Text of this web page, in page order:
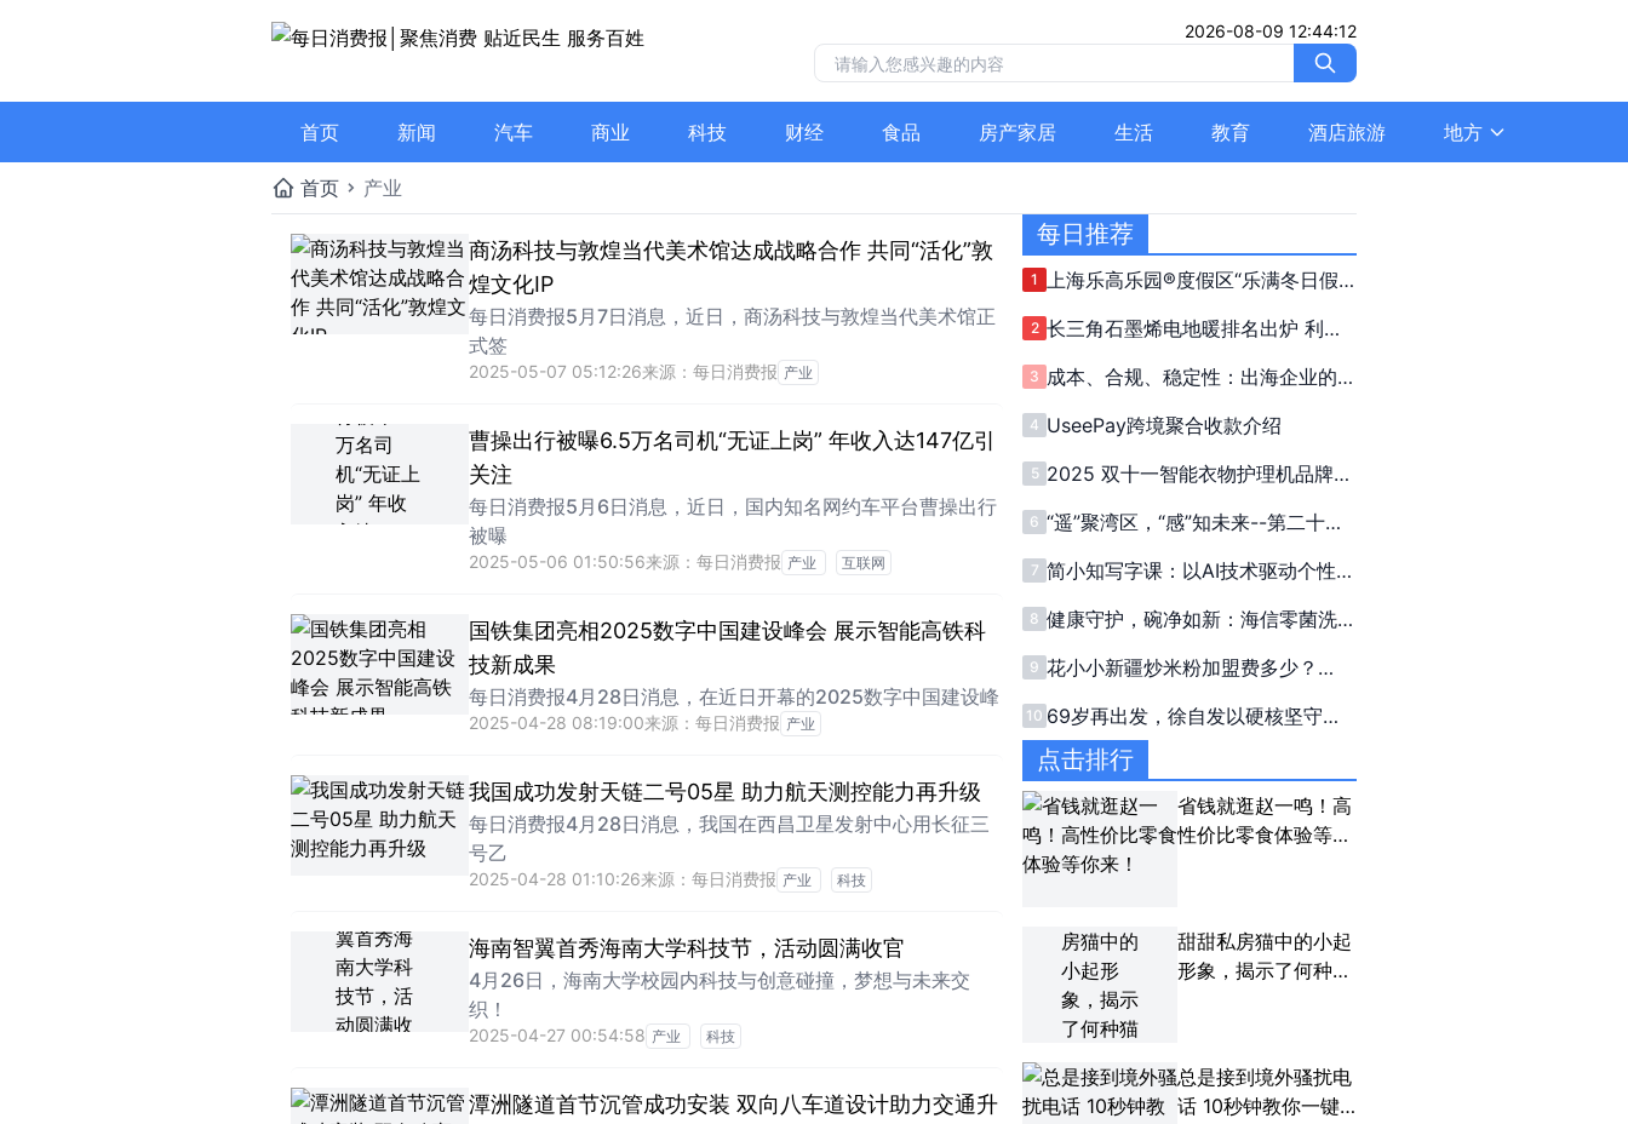
2026-08-09 12:44:12
首页 新闻 汽车 商业 科技 财经 食品 房产家居 生活 教育 酒店旅游 地方
首页 产业
商汤科技与敦煌当代美术馆达成战略合作 共同“活化”敦
煌文化IP
每日消费报5月7日消息，近日，商汤科技与敦煌当代美术馆正
式签
2025-05-07 05:12:26来源：每日消费报 产业
曹操出行被曝6.5万名司机“无证上岗” 年收入达147亿引
关注
每日消费报5月6日消息，近日，国内知名网约车平台曹操出行
被曝
2025-05-06 01:50:56来源：每日消费报 产业 互联网
国铁集团亮相2025数字中国建设峰会 展示智能高铁科
技新成果
每日消费报4月28日消息，在近日开幕的2025数字中国建设峰
2025-04-28 08:19:00来源：每日消费报 产业
我国成功发射天链二号05星 助力航天测控能力再升级
每日消费报4月28日消息，我国在西昌卫星发射中心用长征三
号乙
2025-04-28 01:10:26来源：每日消费报 产业 科技
海南智翼首秀海南大学科技节，活动圆满收官
4月26日，海南大学校园内科技与创意碰撞，梦想与未来交
织！
2025-04-27 00:54:58 产业 科技
潭洲隧道首节沉管成功安装 双向八车道设计助力交通升
每日推荐
1 上海乐高乐园®度假区“乐满冬日假
赴“砖”属冬日欢乐庆典
2 长三角石墨烯电地暖排名出炉 利物
3 成本、合规、稳定性：出海企业的
击破？
4 UseePay跨境聚合收款介绍
5 2025 双十一智能衣物护理机品牌权
6 “遥”聚湾区，“感”知未来--第二十三
7 简小知写字课：以AI技术驱动个性化
8 健康守护，碗净如新：海信零菌洗
家庭饮食安全的“隐形卫士”
9 花小小新疆炒米粉加盟费多少？
10 69岁再出发，徐自发以硬核坚守为
中国制造铸全球名片
点击排行
省钱就逛赵一鸣！高
性价比零食体验等你
甜甜私房猫中的小起
形象，揭示了何种猫
总是接到境外骚扰电
话 10秒钟教你一键